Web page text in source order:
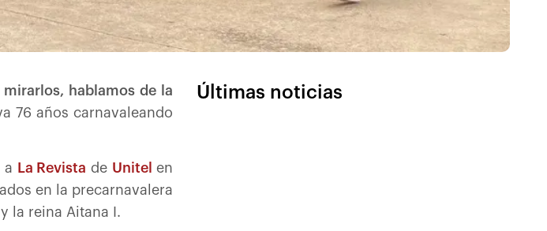
hablamos de la
76 años carnavaleando
a La Revista de Unitel en
en la precarnavalera
la reina Aitana I.
Últimas noticias